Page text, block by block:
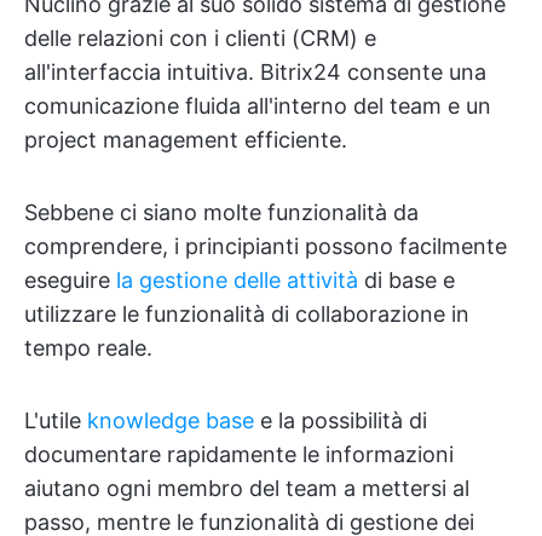
delle relazioni con i clienti (CRM) e
all'interfaccia intuitiva. Bitrix24 consente una
comunicazione fluida all'interno del team e un
project management efficiente.
Sebbene ci siano molte funzionalità da
comprendere, i principianti possono facilmente
eseguire la gestione delle attività di base e
utilizzare le funzionalità di collaborazione in
tempo reale.
L'utile knowledge base e la possibilità di
documentare rapidamente le informazioni
aiutano ogni membro del team a mettersi al
passo, mentre le funzionalità di gestione dei